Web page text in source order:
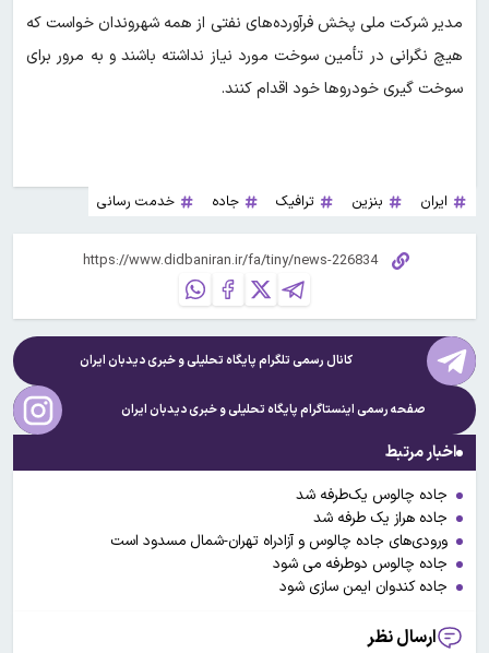
مدیر شرکت ملی پخش فرآورده‌های نفتی از همه شهروندان خواست که
هیچ نگرانی در تأمین سوخت مورد نیاز نداشته باشند و به مرور برای
سوخت گیری خودروها خود اقدام کنند.
ایران بنزین ترافیک جاده خدمت رسانی
کانال رسمی تلگرام پایگاه تحلیلی و خبریدیدبان ایران
صفحه رسمی اینستاگرام پایگاه تحلیلی و خبریدیدبان ایران
اخبار مرتبط
جاده چالوس یک‌طرفه شد
جاده هراز یک طرفه شد
ورودی‌های جاده چالوس و آزادراه تهران-شمال مسدود است
جاده چالوس دوطرفه می شود
جاده کندوان ایمن سازی شود
ارسال نظر